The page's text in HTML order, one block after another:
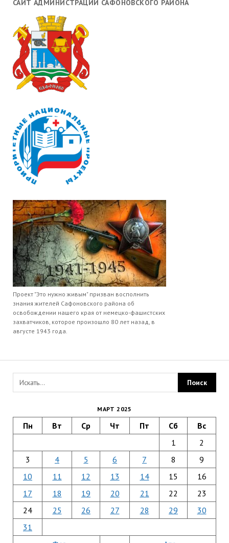
САЙТ АДМИНИСТРАЦИИ САФОНОВСКОГО РАЙОНА
Проект "Это нужно живым" призван восполнить
знания жителей Сафоновского района об
освобождении нашего края от немецко-фашистских
захватчиков, которое произошло 80 лет назад, в
августе 1943 года.
МАРТ 2025
Пн Вт Ср Чт Пт Сб Вс
1
2
3
4 5 6 7 8
9
10
11 12 13 14 15
16
17
18 19 20 21 22
23
24
25 26 27 28 29
30
31